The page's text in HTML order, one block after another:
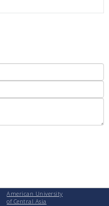
American University
of Central Asia